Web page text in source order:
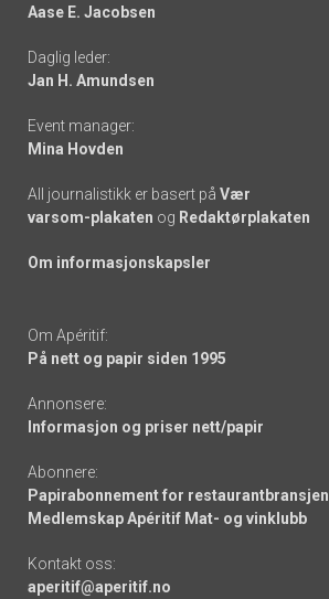
-
links
Aase E. Jacobsen
Daglig leder:
Jan H. Amundsen
Event manager:
Mina Hovden
All journalistikk er basert på Vær
varsom-plakaten og Redaktørplakaten
Om informasjonskapsler
Om Apéritif:
På nett og papir siden 1995
Annonsere:
Informasjon og priser nett/papir
Abonnere:
Papirabonnement for restaurantbransjen
Medlemskap Apéritif Mat- og vinklubb
Kontakt oss:
aperitif@aperitif.no